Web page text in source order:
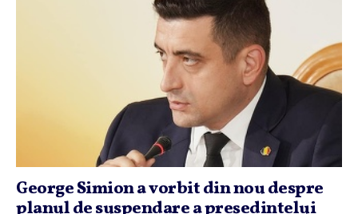
George Simion a vorbit din nou despre
planul de suspendare a preşedintelui